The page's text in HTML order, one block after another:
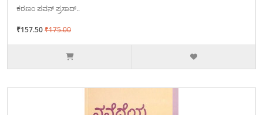
ಕರಣಂ ಪವನ್ ಪ್ರಸಾದ್..
₹157.50₹175.00